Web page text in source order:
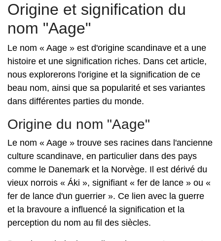
Origine et signification du
nom "Aage"
Le nom « Aage » est d'origine scandinave et a une
histoire et une signification riches. Dans cet article,
nous explorerons l'origine et la signification de ce
beau nom, ainsi que sa popularité et ses variantes
dans différentes parties du monde.
Origine du nom "Aage"
Le nom « Aage » trouve ses racines dans l'ancienne
culture scandinave, en particulier dans des pays
comme le Danemark et la Norvège. Il est dérivé du
vieux norrois « Áki », signifiant « fer de lance » ou «
fer de lance d'un guerrier ». Ce lien avec la guerre
et la bravoure a influencé la signification et la
perception du nom au fil des siècles.